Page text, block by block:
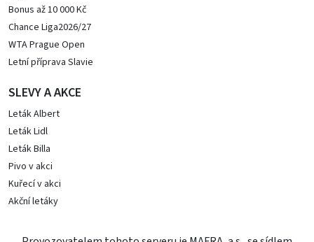
Bonus až 10 000 Kč
Chance Liga2026/27
WTA Prague Open
Letní příprava Slavie
SLEVY A AKCE
Leták Albert
Leták Lidl
Leták Billa
Pivo v akci
Kuřecí v akci
Akční letáky